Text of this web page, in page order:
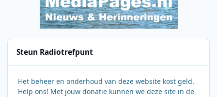
Steun Radiotrefpunt
Het beheer en onderhoud van deze website kost geld.
Help ons! Met jouw donatie kunnen we deze site in de